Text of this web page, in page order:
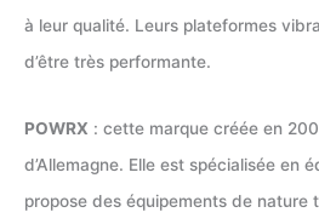
à leur qualité. Leurs plateformes
d’être très performante.
POWRX : cette marque créée en
d’Allemagne. Elle est spécialisée en
propose des équipements de nature